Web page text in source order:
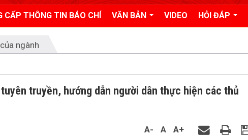
CẤP THÔNG TIN BÁO CHÍ VĂN BẢN VIDEO HỎI ĐÁP
ngành
truyền, hướng dẫn người dân thực hiện các thủ
A- A A+